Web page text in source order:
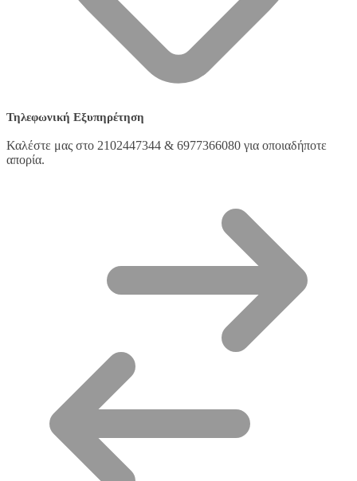
Τηλεφωνική Εξυπηρέτηση
Καλέστε μας στο 2102447344 & 6977366080 για οποιαδήποτε
απορία.